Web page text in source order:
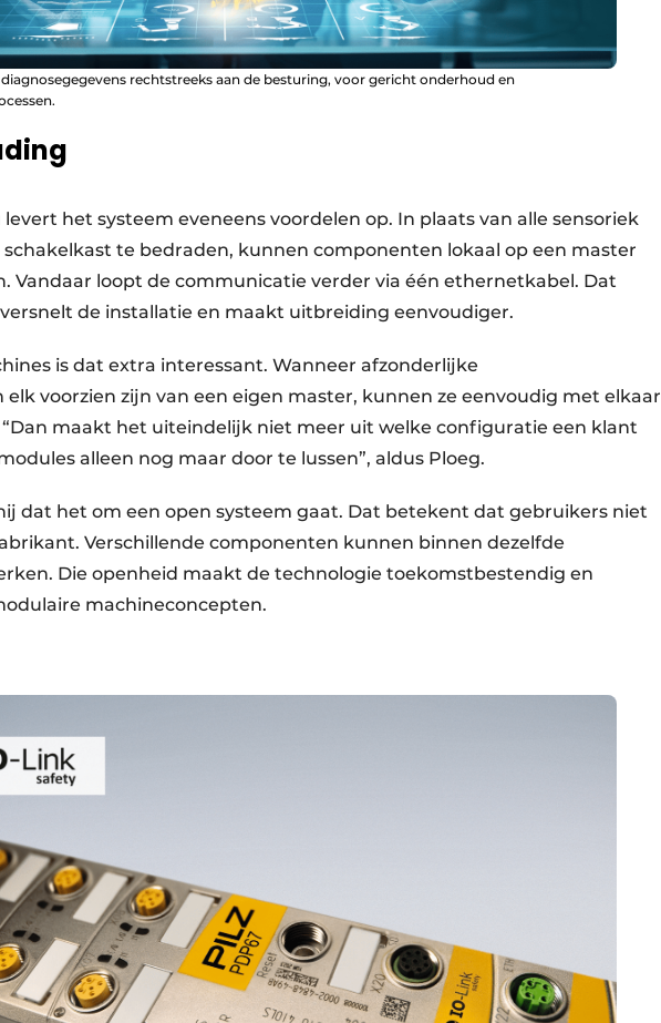
rechtstreeks aan de besturing, voor gericht onderhoud en
het systeem eveneens voordelen op. In plaats van alle sensoriek
te bedraden, kunnen componenten lokaal op een master
Vandaar loopt de communicatie verder via één ethernetkabel. Dat
de installatie en maakt uitbreiding eenvoudiger.
is dat extra interessant. Wanneer afzonderlijke
voorzien zijn van een eigen master, kunnen ze eenvoudig met elkaar
maakt het uiteindelijk niet meer uit welke configuratie een klant
alleen nog maar door te lussen”, aldus Ploeg.
dat het om een open systeem gaat. Dat betekent dat gebruikers niet
Verschillende componenten kunnen binnen dezelfde
Die openheid maakt de technologie toekomstbestendig en
machineconcepten.